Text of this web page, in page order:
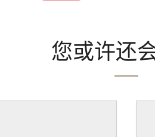
您或许还